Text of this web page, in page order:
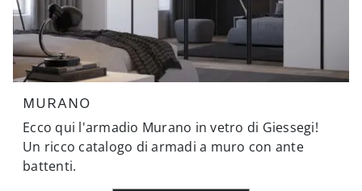
MURANO
Ecco qui l'armadio Murano in vetro di Giessegi!
Un ricco catalogo di armadi a muro con ante
battenti.